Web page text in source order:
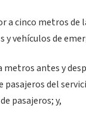
a cinco metros de
y vehículos de
metros antes y
pasajeros del
pasajeros; y,